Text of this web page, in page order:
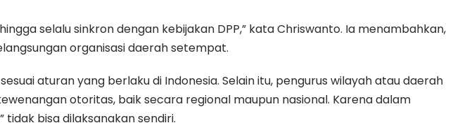
selalu sinkron dengan kebijakan DPP,” kata Chriswanto. Ia menambahkan,
organisasi daerah setempat.
aturan yang berlaku di Indonesia. Selain itu, pengurus wilayah atau daerah
otoritas, baik secara regional maupun nasional. Karena dalam
tidak bisa dilaksanakan sendiri.